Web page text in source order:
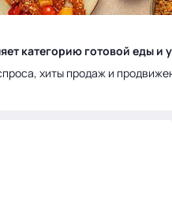
категорию готовой еды и
хиты продаж и